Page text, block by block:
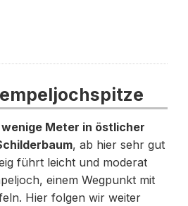
wenige Meter in östlicher
, ab hier sehr gut
führt leicht und moderat
einem Wegpunkt mit
Hier folgen wir weiter